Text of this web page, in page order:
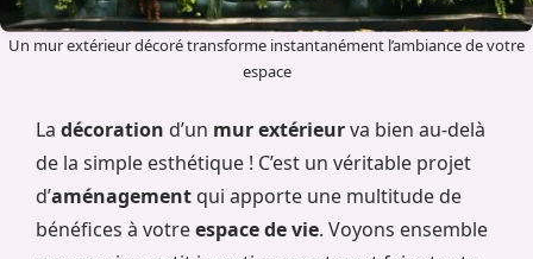
Un mur extérieur décoré transforme instantanément l’ambiance de votre
espace
La décoration d’un mur extérieurva bien au-delà
de la simple esthétique ! C’est un véritable projet
d’aménagement qui apporte une multitude de
bénéfices à votreespace de vie. Voyons ensemble